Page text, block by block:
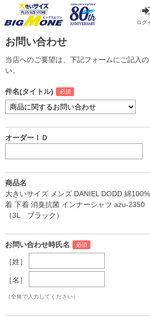
ログ
お問い合わせ
当店へのご要望は、下記フォームにご記入
い。
件名(タイトル)
オーダーＩＤ
商品名
大きいサイズ メンズ DANIEL DODD 綿
着 下着 消臭抗菌 インナーシャツ azu-2350
（3L ブラック）
お問い合わせ時氏名
［姓］
［名］
（全角で入力してください）